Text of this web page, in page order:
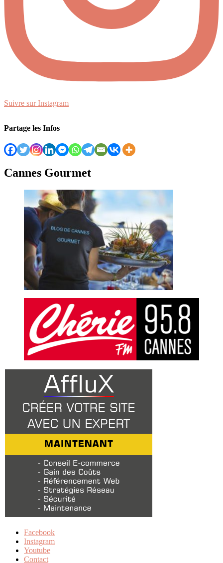
Suivre sur Instagram
Partage les Infos
Cannes Gourmet
Facebook
Instagram
Youtube
Contact